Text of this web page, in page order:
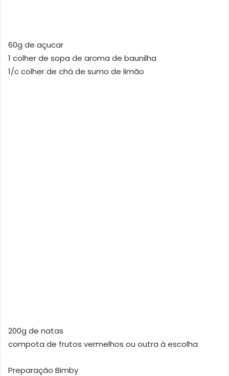
60g de açucar
1 colher de sopa de aroma de baunilha
1/c colher de chá de sumo de limão
200g de natas
compota de frutos vermelhos ou outra à escolha
Preparação Bimby